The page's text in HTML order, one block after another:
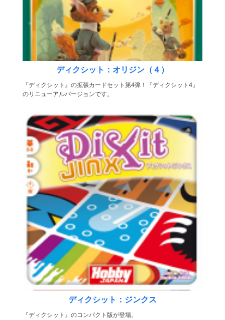
ディクシット：オリジン（４）
『ディクシット』の拡張カードセット第4弾！『ディクシット4』
のリニューアルバージョンです。
ディクシット：ジンクス
『ディクシット』のコンパクト版が登場。